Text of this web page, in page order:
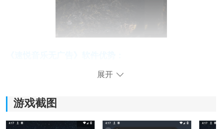
1.可以通过音乐排行榜找到自己想要的歌曲，没有任何的
2.支持在线进行
mv。
展开
游戏截图